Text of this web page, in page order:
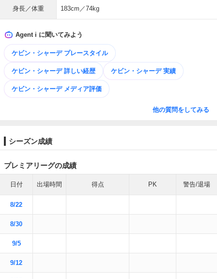
身長／体重 183cm／74kg
Agent i に聞いてみよう
ケビン・シャーデ プレースタイル
ケビン・シャーデ 詳しい経歴 ケビン・シャーデ 実績
ケビン・シャーデ メディア評価
他の質問をしてみる
シーズン成績
プレミアリーグの成績
日付 出場時間 得点 PK 警告/退場
8/22
8/30
9/5
9/12